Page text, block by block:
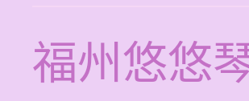
福州悠悠